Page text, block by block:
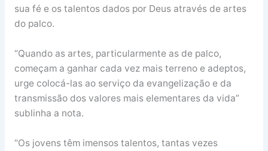
sua fé e os talentos dados por Deus através de artes
do palco.
“Quando as artes, particularmente as de palco,
começam a ganhar cada vez mais terreno e adeptos,
urge colocá-las ao serviço da evangelização e da
transmissão dos valores mais elementares da vida”
sublinha a nota.
“Os jovens têm imensos talentos, tantas vezes